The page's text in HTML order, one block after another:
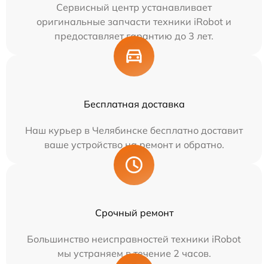
Сервисный центр устанавливает
оригинальные запчасти техники iRobot и
предоставляет гарантию до 3 лет.
Бесплатная доставка
Наш курьер в Челябинске бесплатно доставит
ваше устройство на ремонт и обратно.
Срочный ремонт
Большинство неисправностей техники iRobot
мы устраняем в течение 2 часов.